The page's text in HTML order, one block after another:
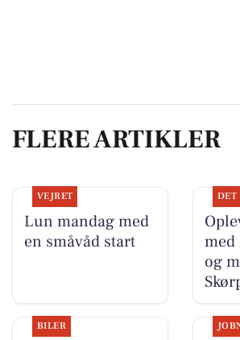
FLERE ARTIKLER
VEJRET
Lun mandag med
en småvåd start
DET
og
BILER